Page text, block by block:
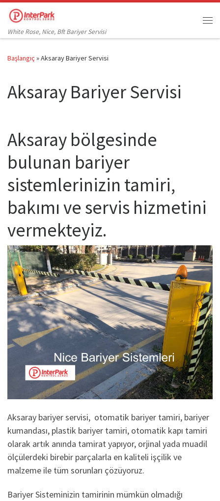
Skip to content
White Rose, Nice, Bft Bariyer Servisi
Başlangıç»Aksaray Bariyer Servisi
Aksaray Bariyer Servisi
Aksaray bölgesinde
bulunan bariyer
sistemlerinizin tamiri,
bakımı ve servis hizmetini
vermekteyiz.
Aksaray bariyer servisi, otomatik bariyer tamiri, bariyer
kumandası, plastik bariyer tamiri, otomatik kapı tamiri
olarak artık anında tamirat yapıyor, orjinal yada muadil
ölçülerdeki birebir parçalarla en kaliteli işçilik ve
malzeme ile tüm sorunları çözüyoruz.
Bariyer Sisteminizin tamirinin mümkün olmadığı